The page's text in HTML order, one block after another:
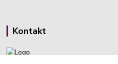
Kontakt